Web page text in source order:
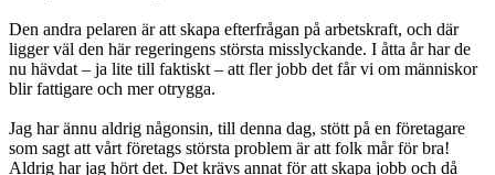
Den andra pelaren är att skapa efterfrågan på arbetskraft, och där
ligger väl den här regeringens största misslyckande. I åtta år har de
nu hävdat – ja lite till faktiskt – att fler jobb det får vi om människor
blir fattigare och mer otrygga.
Jag har ännu aldrig någonsin, till denna dag, stött på en företagare
som sagt att vårt företags största problem är att folk mår för bra!
Aldrig har jag hört det. Det krävs annat för att skapa jobb och då